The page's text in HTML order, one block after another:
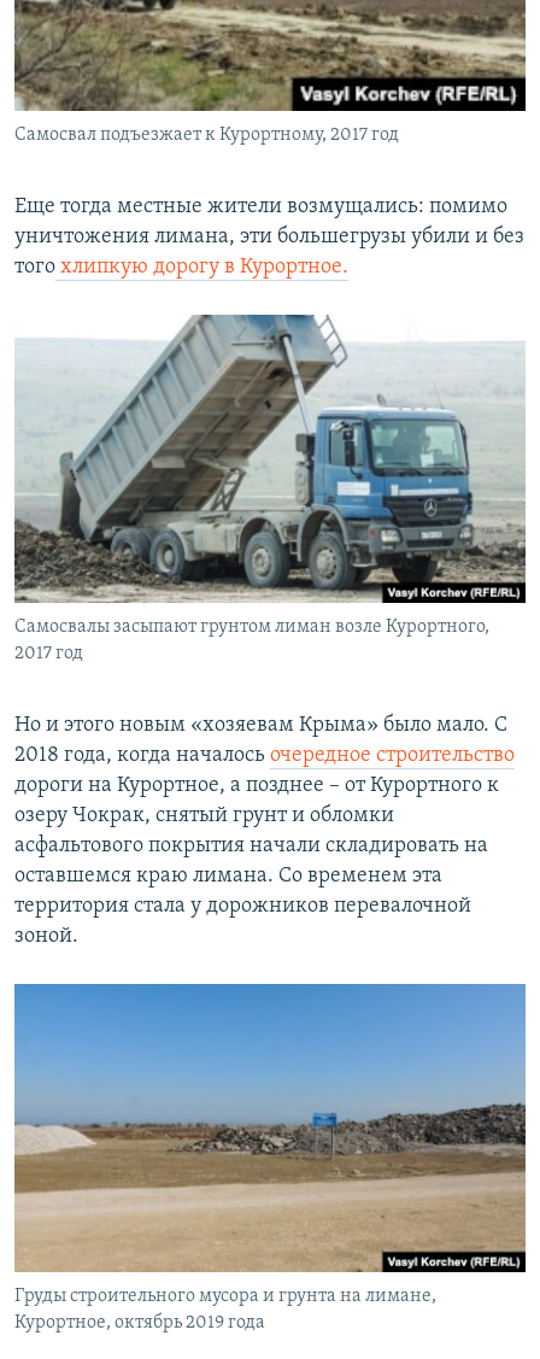
Самосвал подъезжает к Курортному, 2017 год
Еще тогда местные жители возмущались: помимо
уничтожения лимана, эти большегрузы убили и без
того хлипкую дорогу в Курортное.
Самосвалы засыпают грунтом лиман возле Курортного,
2017 год
Но и этого новым «хозяевам Крыма» было мало. С
2018 года, когда началось очередное строительство
дороги на Курортное, а позднее – от Курортного к
озеру Чокрак, снятый грунт и обломки
асфальтового покрытия начали складировать на
оставшемся краю лимана. Со временем эта
территория стала у дорожников перевалочной
зоной.
Груды строительного мусора и грунта на лимане,
Курортное, октябрь 2019 года